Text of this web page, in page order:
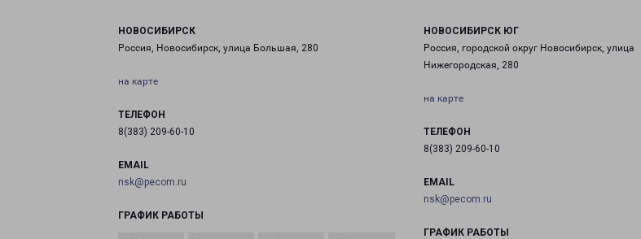
НОВОСИБИРСК
Россия, Новосибирск, улица Большая, 280
на карте
ТЕЛЕФОН
8(383) 209-60-10
EMAIL
nsk@pecom.ru
ГРАФИК РАБОТЫ
НОВОСИБИРСК ЮГ
Россия, городской округ Новосибирск, улица
Нижегородская, 280
на карте
ТЕЛЕФОН
8(383) 209-60-10
EMAIL
nsk@pecom.ru
ГРАФИК РАБОТЫ